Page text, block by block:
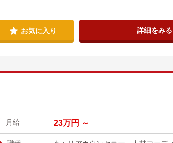
お気に入り 詳細をみる
月給 23万円 ～